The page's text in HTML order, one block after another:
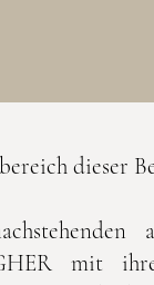
dieser
mit